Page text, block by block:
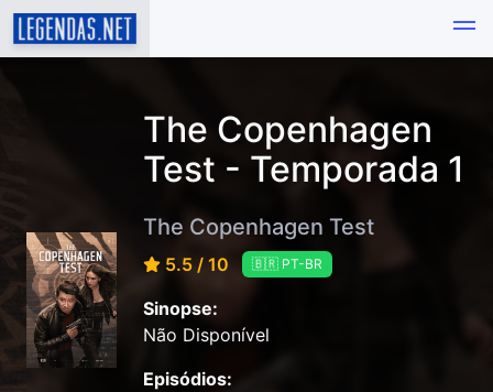
The Copenhagen
Test - Temporada 1
The Copenhagen Test
5.5 / 10 🇧🇷 PT-BR
Sinopse:
Não Disponível
Episódios: